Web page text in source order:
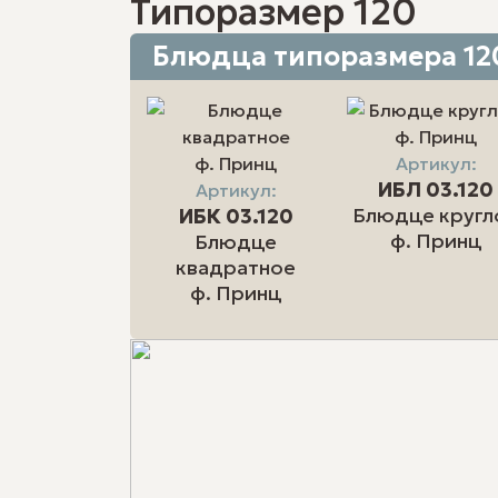
Типоразмер 120
Блюдца типоразмера
Артикул:
ИБК 03.120
Блюдце
квадратное
ф. Принц
Артикул:
ИБЛ 03.120
Блюдце
ф. Принц